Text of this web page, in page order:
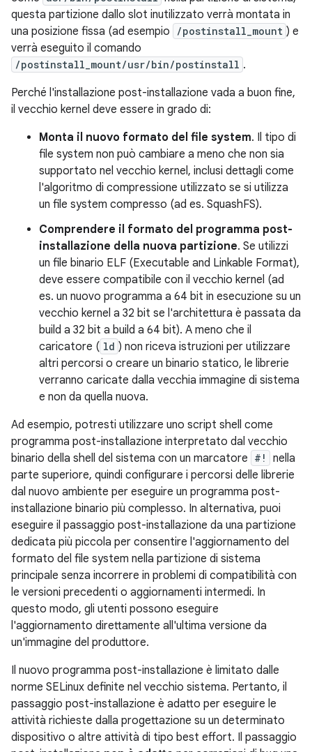
questa partizione dallo slot inutilizzato verrà montata in
una posizione fissa (ad esempio
/postinstall_mount ) e
verrà eseguito il comando
/postinstall_mount/usr/bin/postinstall .
Perché l'installazione post-installazione vada a buon fine,
il vecchio kernel deve essere in grado di:
Monta il nuovo formato del file system. Il tipo di
file system non può cambiare a meno che non sia
supportato nel vecchio kernel, inclusi dettagli come
l'algoritmo di compressione utilizzato se si utilizza
un file system compresso (ad es. SquashFS).
Comprendere il formato del programma post-
installazione della nuova partizione. Se utilizzi
un file binario ELF (Executable and Linkable Format),
deve essere compatibile con il vecchio kernel (ad
es. un nuovo programma a 64 bit in esecuzione su un
vecchio kernel a 32 bit se l'architettura è passata da
build a 32 bit a build a 64 bit). A meno che il
caricatore ( ld ) non riceva istruzioni per utilizzare
altri percorsi o creare un binario statico, le librerie
verranno caricate dalla vecchia immagine di sistema
e non da quella nuova.
Ad esempio, potresti utilizzare uno script shell come
programma post-installazione interpretato dal vecchio
binario della shell del sistema con un marcatore #!
nella
parte superiore, quindi configurare i percorsi delle librerie
dal nuovo ambiente per eseguire un programma post-
installazione binario più complesso. In alternativa, puoi
eseguire il passaggio post-installazione da una partizione
dedicata più piccola per consentire l'aggiornamento del
formato del file system nella partizione di sistema
principale senza incorrere in problemi di compatibilità con
le versioni precedenti o aggiornamenti intermedi. In
questo modo, gli utenti possono eseguire
l'aggiornamento direttamente all'ultima versione da
un'immagine del produttore.
Il nuovo programma post-installazione è limitato dalle
norme SELinux definite nel vecchio sistema. Pertanto, il
passaggio post-installazione è adatto per eseguire le
attività richieste dalla progettazione su un determinato
dispositivo o altre attività di tipo best effort. Il passaggio